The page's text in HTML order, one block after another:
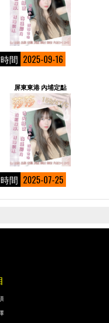
間 2025-09-16
屏東東港 內埔定點
間 2025-07-25